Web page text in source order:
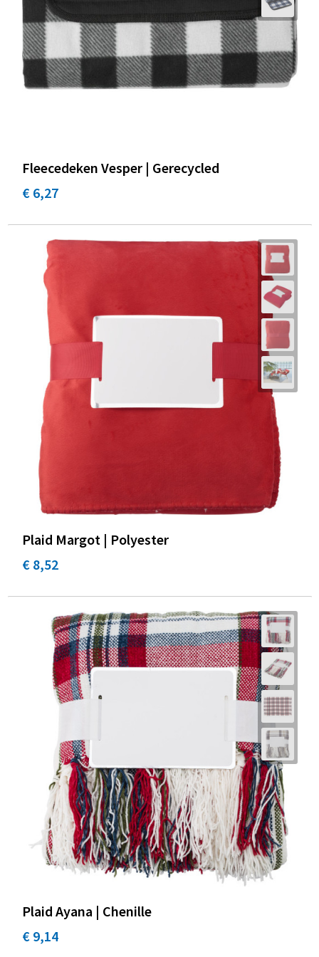
Duffeltassen
Fietstassen
Fleecedeken Vesper | Gerecycled
€ 6,27
Plaid Margot | Polyester
€ 8,52
Plaid Ayana | Chenille
€ 9,14